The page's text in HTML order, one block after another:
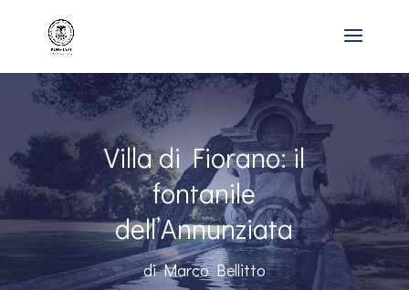
Villa di Fiorano: il
fontanile
dell’Annunziata
di Marco Bellitto